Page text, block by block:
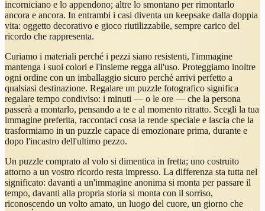
incorniciano e lo appendono; altre lo smontano per rimontarlo
ancora e ancora. In entrambi i casi diventa un keepsake dalla doppia
vita: oggetto decorativo e gioco riutilizzabile, sempre carico del
ricordo che rappresenta.
Curiamo i materiali perché i pezzi siano resistenti, l'immagine
mantenga i suoi colori e l'insieme regga all'uso. Proteggiamo inoltre
ogni ordine con un imballaggio sicuro perché arrivi perfetto a
qualsiasi destinazione. Regalare un puzzle fotografico significa
regalare tempo condiviso: i minuti — o le ore — che la persona
passerà a montarlo, pensando a te e al momento ritratto. Scegli la tua
immagine preferita, raccontaci cosa la rende speciale e lascia che la
trasformiamo in un puzzle capace di emozionare prima, durante e
dopo l'incastro dell'ultimo pezzo.
Un puzzle comprato al volo si dimentica in fretta; uno costruito
attorno a un vostro ricordo resta impresso. La differenza sta tutta nel
significato: davanti a un'immagine anonima si monta per passare il
tempo, davanti alla propria storia si monta con il sorriso,
riconoscendo un volto amato, un luogo del cuore, un giorno che